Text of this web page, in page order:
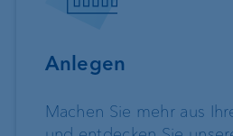
Anlegen
Machen Sie mehr aus